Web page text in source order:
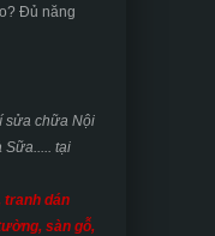
Đủ năng
sửa chữa Nội
Sữa..... tại
tranh dán
sàn gỗ,